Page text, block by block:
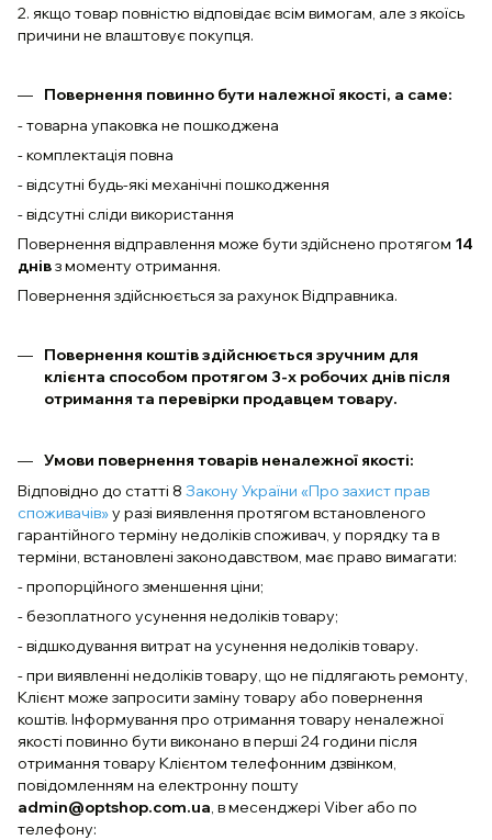
2. якщо товар повністю відповідає всім вимогам, але з якоїсь
причини не влаштовує покупця.
Повернення повинно бути належної якості, а саме:
- товарна упаковка не пошкоджена
- комплектація повна
- відсутні будь-які механічні пошкодження
- відсутні сліди використання
Повернення відправлення може бути здійснено протягом 14
днівз моменту отримання.
Повернення здійснюється за рахунок Відправника.
Повернення коштів здійснюється зручним для
клієнта способом протягом 3-х робочих днів після
отримання та перевірки продавцем товару.
Умови повернення товарів неналежної якості:
Відповідно до статті 8 Закону України «Про захист прав
споживачів»у разі виявлення протягом встановленого
гарантійного терміну недоліків споживач, у порядку та в
терміни, встановлені законодавством, має право вимагати:
- пропорційного зменшення ціни;
- безоплатного усунення недоліків товару;
- відшкодування витрат на усунення недоліків товару.
- при виявленні недоліків товару, що не підлягають ремонту,
Клієнт може запросити заміну товару або повернення
коштів. Інформування про отримання товару неналежної
якості повинно бути виконано в перші 24 години після
отримання товару Клієнтом телефонним дзвінком,
повідомленням на електронну пошту
admin@optshop.com.ua, в месенджері Viber або по
телефону: